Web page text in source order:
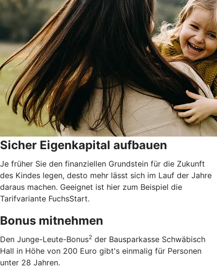
Sicher Eigenkapital aufbauen
Je früher Sie den finanziellen Grundstein für die Zukunft
des Kindes legen, desto mehr lässt sich im Lauf der Jahre
daraus machen. Geeignet ist hier zum Beispiel die
Tarifvariante FuchsStart.
Bonus mitnehmen
Den Junge-Leute-Bonus2 der Bausparkasse Schwäbisch
Hall in Höhe von 200 Euro gibt's einmalig für Personen
unter 28 Jahren.